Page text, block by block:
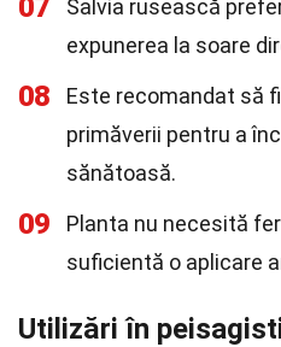
07
Salvia rusească
expunerea la soare
08
Este recomandat să
primăverii pentru a
sănătoasă.
09
Planta nu necesită
suficientă o aplicare
Utilizări în